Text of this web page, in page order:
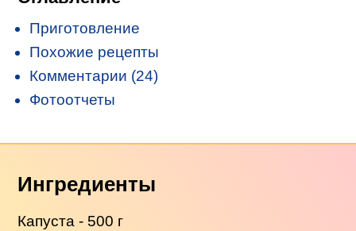
Приготовление
Похожие рецепты
Комментарии (24)
Фотоотчеты
Ингредиенты
Капуста - 500 г